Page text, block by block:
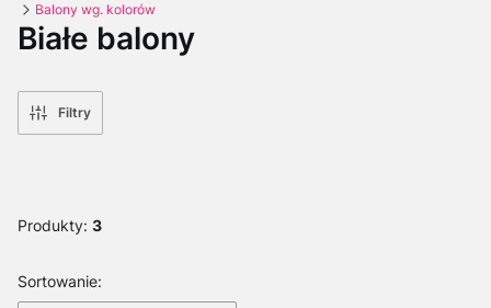
Balony wg. kolorów
Białe balony
Filtry
Produkty: 3
Lista produktów
Sortowanie: